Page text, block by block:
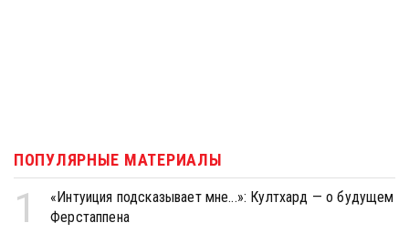
ПОПУЛЯРНЫЕ МАТЕРИАЛЫ
1
«Интуиция подсказывает мне...»: Култхард — о будущем
Ферстаппена